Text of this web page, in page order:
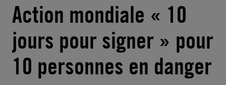
Action mondiale « 10
jours pour signer » pour
10 personnes en danger